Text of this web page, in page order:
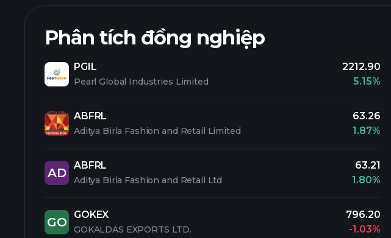
Phân tích đồng nghiệp
PGIL
Pearl Global Industries Limited
2212.90
5.15%
ABFRL
Aditya Birla Fashion and Retail Limited
63.26
1.87%
AD
ABFRL
Aditya Birla Fashion and Retail Ltd
63.21
1.80%
GO
GOKEX
GOKALDAS EXPORTS LTD.
796.20
-1.03%